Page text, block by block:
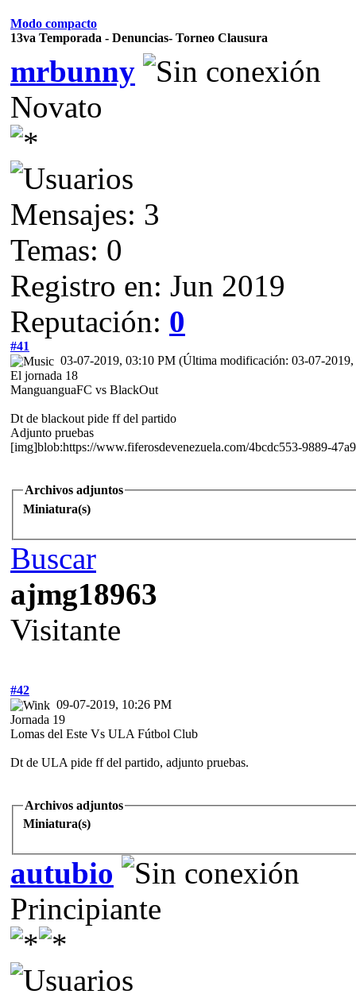
Modo compacto
13va Temporada - Denuncias- Torneo Clausura
mrbunny
Novato
Mensajes: 3
Temas: 0
Registro en: Jun 2019
Reputación: 0
#41
03-07-2019, 03:10 PM (Última modificación: 03-07-
El jornada 18
ManguanguaFC vs BlackOut
Dt de blackout pide ff del partido
Adjunto pruebas
[img]blob:https://www.fiferosdevenezuela.com/4bcdc553-9889-
Archivos adjuntos
Miniatura(s)
Buscar
ajmg18963
Visitante
#42
09-07-2019, 10:26 PM
Jornada 19
Lomas del Este Vs ULA Fútbol Club
Dt de ULA pide ff del partido, adjunto pruebas.
Archivos adjuntos
Miniatura(s)
autubio
Principiante